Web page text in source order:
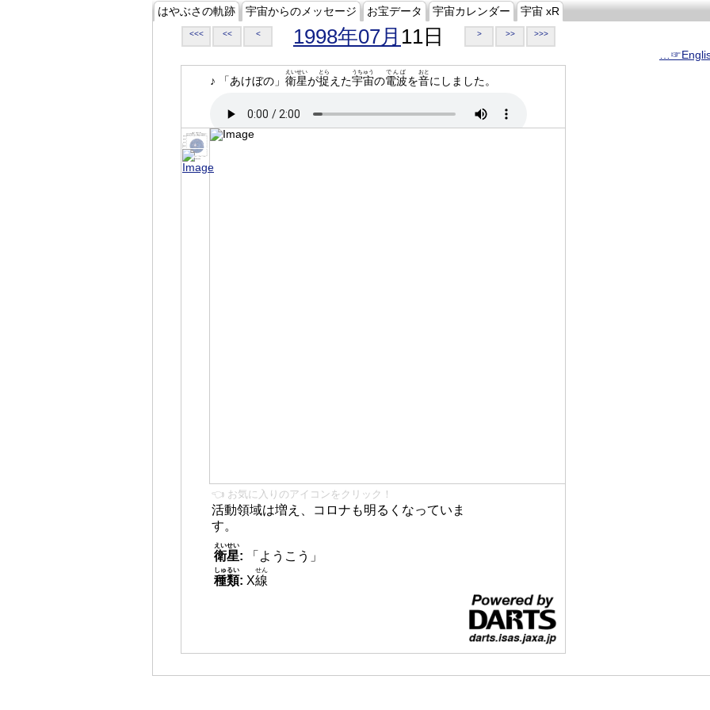
はやぶさの軌跡 宇宙からのメッセージ お宝データ 宇宙カレンダー 宇宙 xR
<<< << < 1998年07月 11日 > >> >>>
♪ 「あけぼの」 衛星
えいせい
が捉
とら
えた宇宙
うちゅう
の電波
でんぱ
を音
おと
にしました。
👈 お気に入りのアイコンをクリック！
活動領域は増え、コロナも明るくなっていま
す。
衛星
えいせい
:
「ようこう」
種類
しゅるい
: X線
せん